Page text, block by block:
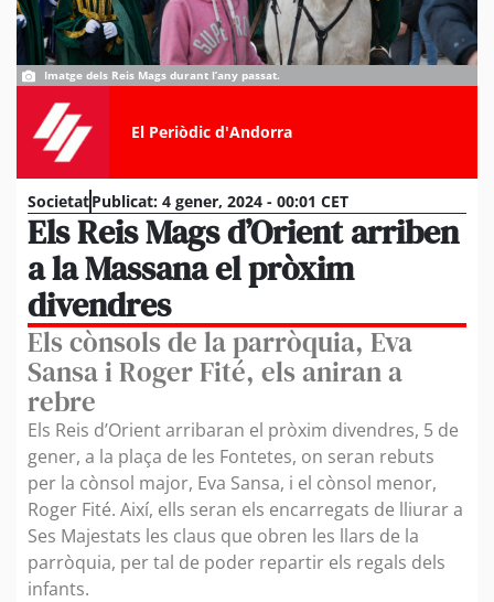
Imatge dels Reis Mags durant l’any passat.
El Periòdic d'Andorra
SocietatPublicat: 4 gener, 2024 - 00:01 CET
Els Reis Mags d’Orient arriben
a la Massana el pròxim
divendres
Els cònsols de la parròquia, Eva
Sansa i Roger Fité, els aniran a
rebre
Els Reis d’Orient arribaran el pròxim divendres, 5 de
gener, a la plaça de les Fontetes, on seran rebuts
per la cònsol major, Eva Sansa, i el cònsol menor,
Roger Fité. Així, ells seran els encarregats de lliurar a
Ses Majestats les claus que obren les llars de la
parròquia, per tal de poder repartir els regals dels
infants.